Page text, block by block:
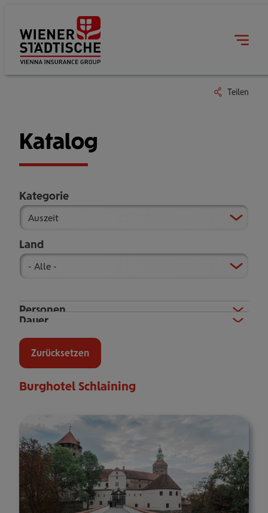
Teilen
Katalog
Kategorie
Land
Show
Personen
Eine Person
Zwei Personen
Show
Dauer
Zurücksetzen
Burghotel Schlaining